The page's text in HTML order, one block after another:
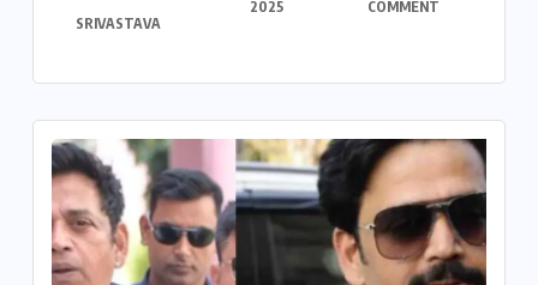
SRIVASTAVA
2025
COMMENT